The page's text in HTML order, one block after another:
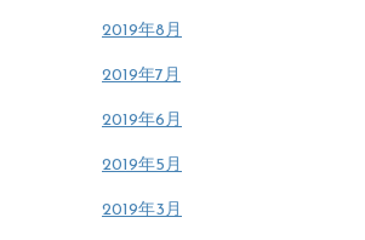
2019年8月
2019年7月
2019年6月
2019年5月
2019年3月